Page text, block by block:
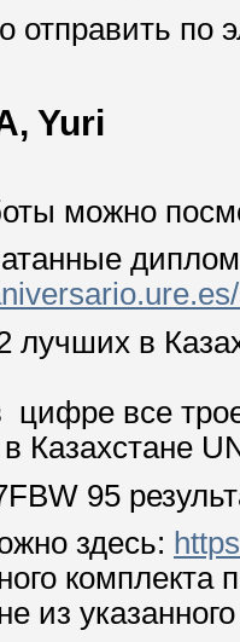
по
Yuri
можно
лучших в
цифре все
Казахстане
95
здесь:
из